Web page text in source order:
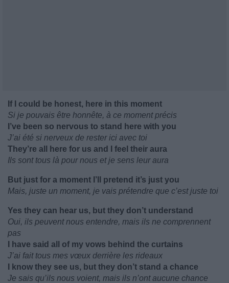
If I could be honest, here in this moment
Si je pouvais être honnête, à ce moment précis
I’ve been so nervous to stand here with you
J’ai été si nerveux de rester ici avec toi
They’re all here for us and I feel their aura
Ils sont tous là pour nous et je sens leur aura
But just for a moment I’ll pretend it’s just you
Mais, juste un moment, je vais prétendre que c’est juste toi
Yes they can hear us, but they don’t understand
Oui, ils peuvent nous entendre, mais ils ne comprennent
pas
I have said all of my vows behind the curtains
J’ai fait tous mes vœux derrière les rideaux
I know they see us, but they don’t stand a chance
Je sais qu’ils nous voient, mais ils n’ont aucune chance